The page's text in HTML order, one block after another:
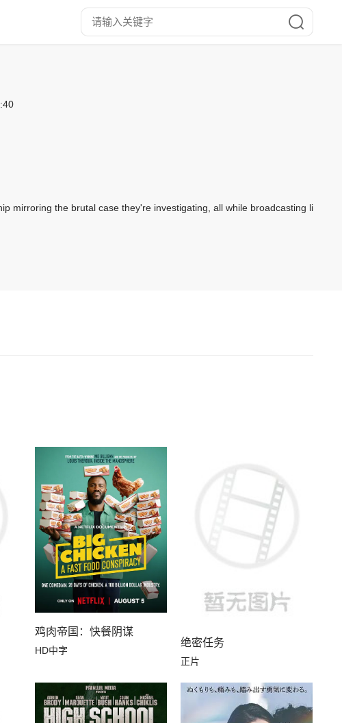
mirroring the brutal case they're investigating, all while broadcasting li
鸡肉帝国：快餐阴谋
HD中字
绝密任务
正片